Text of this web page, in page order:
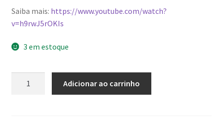
Saiba mais: https://www.youtube.com/watch?
v=h9rwJ5rOKIs
3 em estoque
Adicionar ao carrinho